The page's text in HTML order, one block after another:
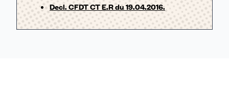
Decl. CFDT CT E.R du 19.04.2016.